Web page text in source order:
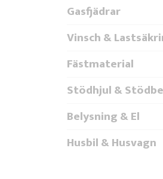
Gasfjädrar
Vinsch &
Fästmaterial
Stödhjul &
Belysning & El
Husbil & Husvagn